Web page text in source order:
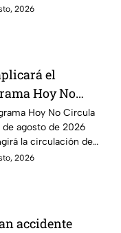
cambia todos los
2026
el
Hoy No
este 7 de agosto
en CDMX y
Hoy No Circula
de agosto de 2026
la circulación de
en la Ciudad de
2026
accidente